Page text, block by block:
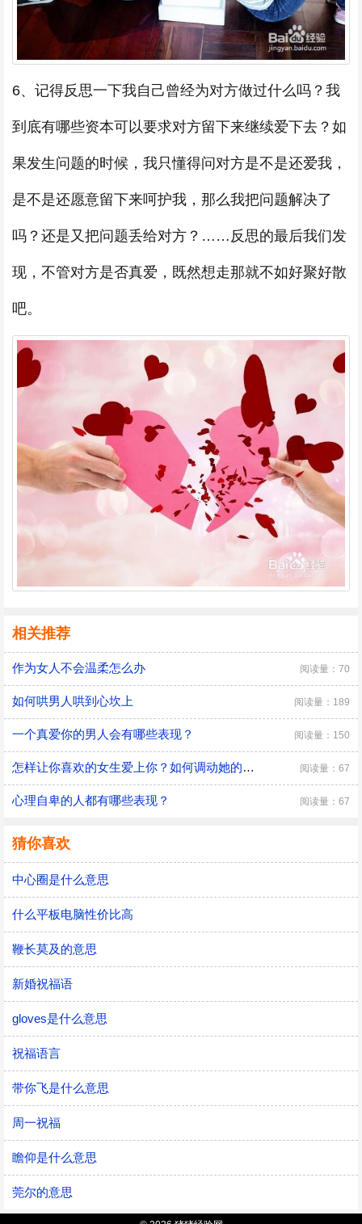
6、记得反思一下我自己曾经为对方做过什么吗？我
到底有哪些资本可以要求对方留下来继续爱下去？如
果发生问题的时候，我只懂得问对方是不是还爱我，
是不是还愿意留下来呵护我，那么我把问题解决了
吗？还是又把问题丢给对方？……反思的最后我们发
现，不管对方是否真爱，既然想走那就不如好聚好散
吧。
相关推荐
作为女人不会温柔怎么办 阅读量：70
如何哄男人哄到心坎上 阅读量：189
一个真爱你的男人会有哪些表现？ 阅读量：150
怎样让你喜欢的女生爱上你？如何调动她的情绪？ 阅读量：67
心理自卑的人都有哪些表现？ 阅读量：67
猜你喜欢
中心圈是什么意思
什么平板电脑性价比高
鞭长莫及的意思
新婚祝福语
gloves是什么意思
祝福语言
带你飞是什么意思
周一祝福
瞻仰是什么意思
莞尔的意思